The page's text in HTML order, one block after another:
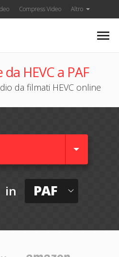
Compress Video Altro
HEVC a PAF
da filmati HEVC online
in PAF